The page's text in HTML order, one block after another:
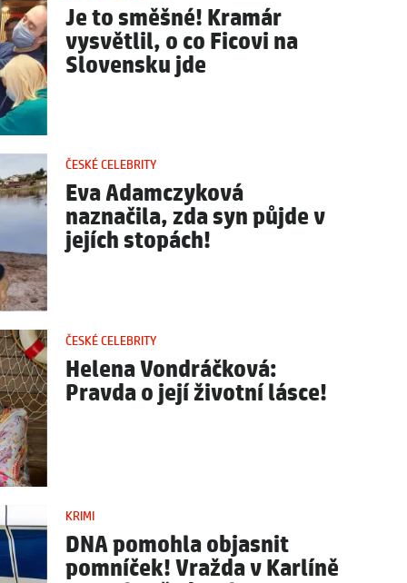
Je to směšné! Kramár
vysvětlil, o co Ficovi na
Slovensku jde
ČESKÉ CELEBRITY
Eva Adamczyková
naznačila, zda syn půjde v
jejích stopách!
ČESKÉ CELEBRITY
Helena Vondráčková:
Pravda o její životní lásce!
KRIMI
DNA pomohla objasnit
pomníček! Vražda v Karlíně